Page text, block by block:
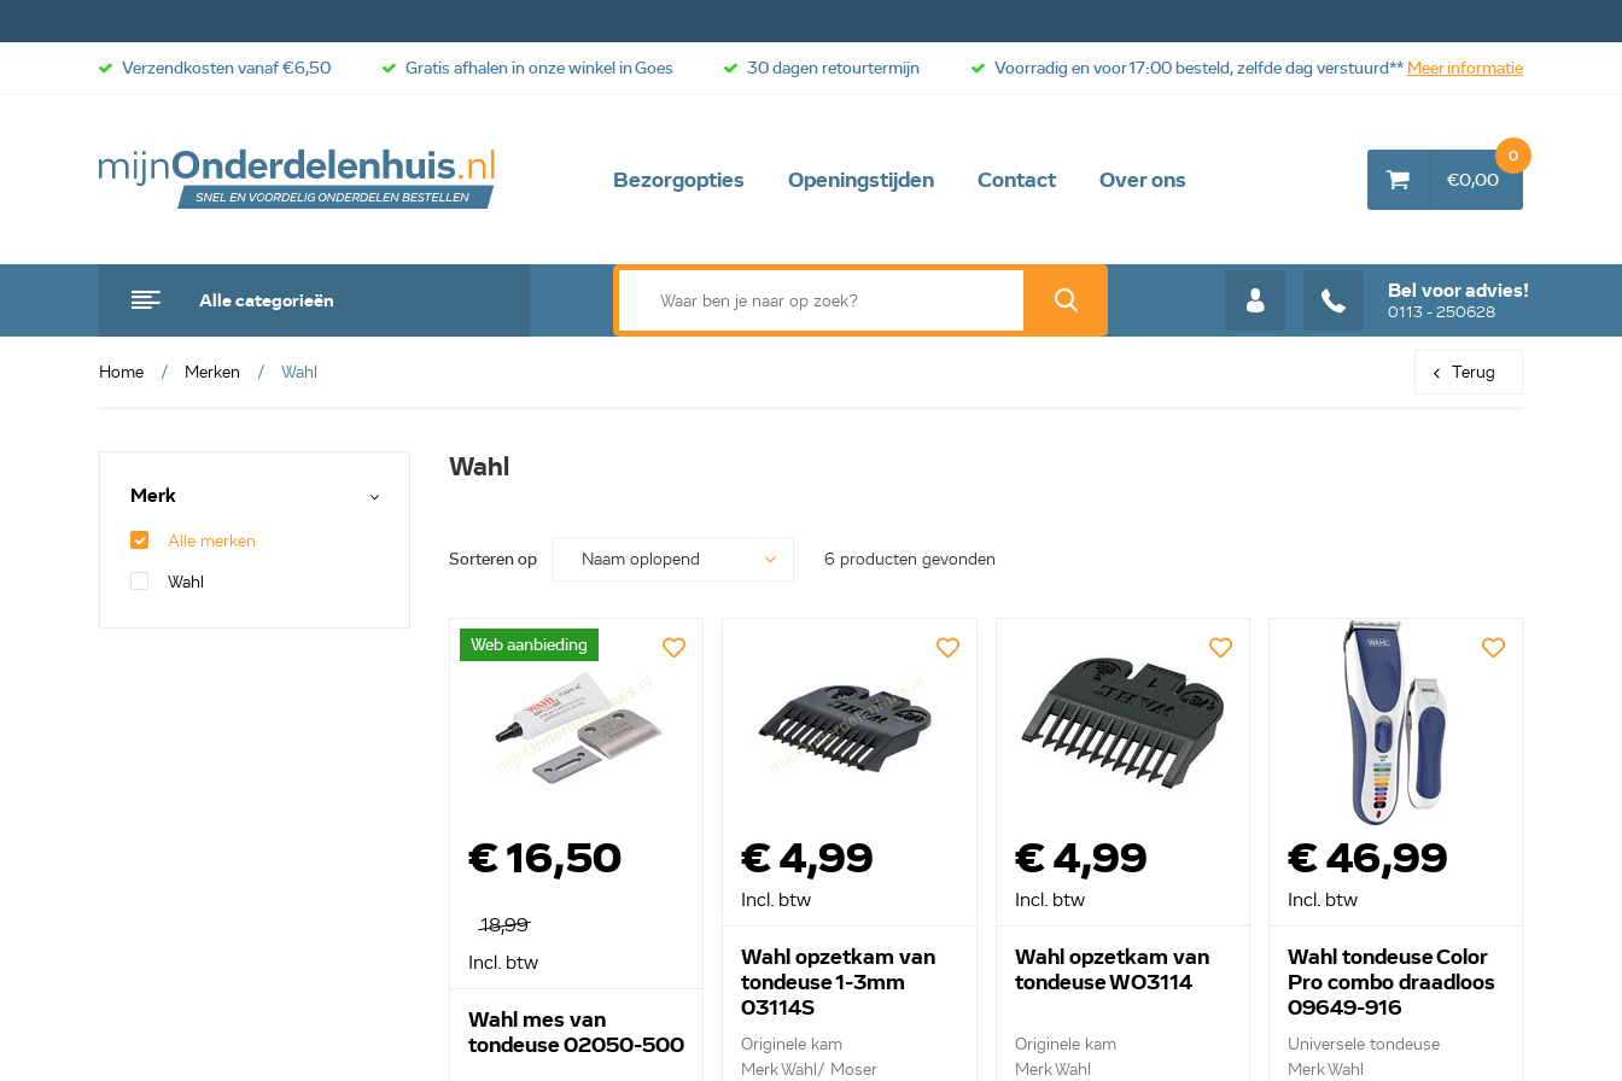
Bezorgopties Openingstijden Contact Over ons
Alle categorieën Bel voor advies!
0113 - 250628
€0,00
0
Verzendkosten vanaf €6,50 Gratis afhalen in onze winkel in Goes 30 dagen retourtermijn Voorradig en voor 17:00 besteld, zelfde dag verstuurd** Meer informatie
Home Merken Wahl Terug
Merk
Alle merken
Wahl
Wahl
Sorteren op 6 producten gevonden
Web aanbieding
€ 16,50
18,99
Incl. btw
Wahl mes van
tondeuse 02050-500
€ 4,99
Incl. btw
Wahl opzetkam van
tondeuse 1-3mm
03114S
Originele kam
Merk Wahl/ Moser
€ 4,99
Incl. btw
Wahl opzetkam van
tondeuse WO3114
Originele kam
Merk Wahl
€ 46,99
Incl. btw
Wahl tondeuse Color
Pro combo draadloos
09649-916
Universele tondeuse
Merk Wahl